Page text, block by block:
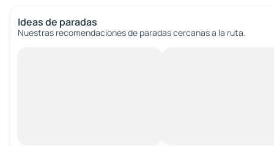
Ideas de paradas
Nuestras recomendaciones de paradas cercanas a la ruta.